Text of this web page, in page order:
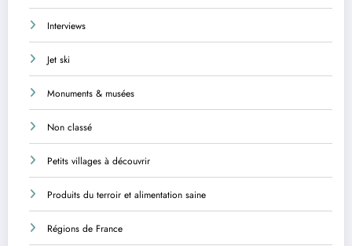
Interviews
Jet ski
Monuments & musées
Non classé
Petits villages à découvrir
Produits du terroir et alimentation saine
Régions de France